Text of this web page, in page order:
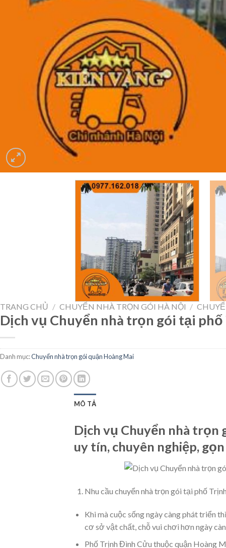
TRANG CHỦ / CHUYỂN NHÀ TRỌN GÓI HÀ NỘI /
Dịch vụ Chuyển nhà trọn gói tại
Danh mục:Chuyển nhà trọn gói quận Hoàng Mai
MÔ TẢ
Dịch vụ Chuyển nhà trọn
uy tín, chuyên nghiệp,
Nhu cầu chuyển nhà trọn gói tại phố
Khi mà cuộc sống ngày càng phát triển
cơ sở vật chất, chỗ vui chơi hơn ngày
Phố Trịnh Đình Cửu thuộc quận Hoàng